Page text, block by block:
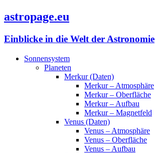
astropage.eu
Einblicke in die Welt der Astronomie
Sonnensystem
Planeten
Merkur (Daten)
Merkur – Atmosphäre
Merkur – Oberfläche
Merkur – Aufbau
Merkur – Magnetfeld
Venus (Daten)
Venus – Atmosphäre
Venus – Oberfläche
Venus – Aufbau